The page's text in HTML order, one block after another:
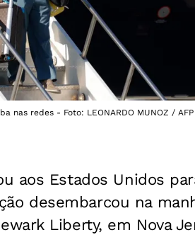
nas redes - Foto: LEONARDO MUNOZ / AFP
aos Estados Unidos
desembarcou na
Liberty, em Nova